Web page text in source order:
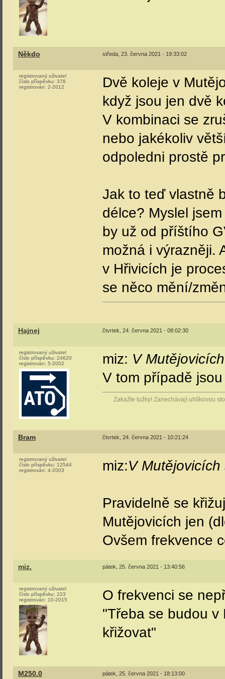
Někdo středa, 23. června 2021 - 19:33:02
registrovaný uživatel
číslo příspěvku: 378
registrován: 2-2012
Dvě koleje v
když jsou jen dvě
V kombinaci se
nebo jakékoliv
odpoledni prostě
Jak to teď vlastně
délce? Myslel
by už od příštího
možná i výrazněji.
v Hřivicích je
se něco mění/
Hajnej čtvrtek, 24. června 2021 - 08:02:30
registrovaný uživatel
číslo příspěvku: 24620
registrován: 5-2002 miz: V
V tom případě
Zakažte tužky! Zanechávají uhlíkovou
Bram čtvrtek, 24. června 2021 - 10:21:24
registrovaný uživatel
číslo příspěvku: 12544
registrován: 4-2003 miz:V
Pravidelně se
Mutějovicích jen
Ovšem frekvence
miz. pátek, 25. června 2021 - 13:40:56
registrovaný uživatel
číslo příspěvku: 223
registrován: 10-2015
O frekvenci se
"Třeba se budou
křižovat"
M250.0 pátek, 25. června 2021 - 18:13:00